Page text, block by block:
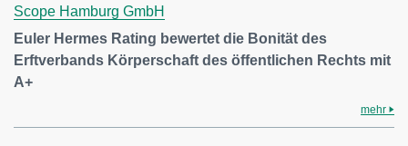
Scope Hamburg GmbH
Euler Hermes Rating bewertet die Bonität des
Erftverbands Körperschaft des öffentlichen Rechts mit
A+
mehr